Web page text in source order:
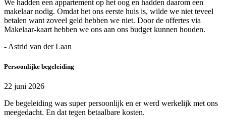
We hadden een appartement op het oog en hadden daarom een
makelaar nodig. Omdat het ons eerste huis is, wilde we niet teveel
betalen want zoveel geld hebben we niet. Door de offertes via
Makelaar-kaart hebben we ons aan ons budget kunnen houden.
- Astrid van der Laan
Persoonlijke begeleiding
22 juni 2026
De begeleiding was super persoonlijk en er werd werkelijk met ons
meegedacht. En dat tegen betaalbare kosten.